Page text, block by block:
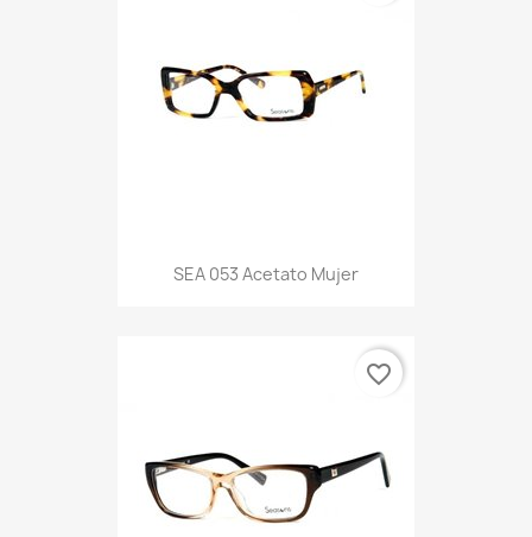
SEA 053 Acetato Mujer
favorite_border